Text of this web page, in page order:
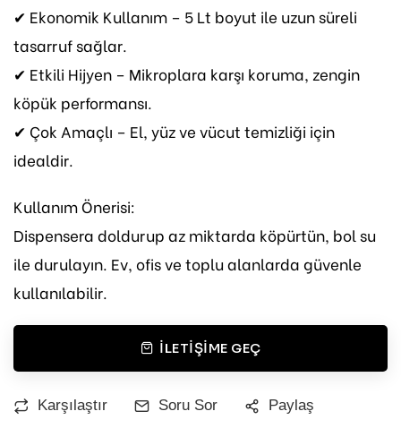
✔ Ekonomik Kullanım – 5 Lt boyut ile uzun süreli
tasarruf sağlar.
✔ Etkili Hijyen – Mikroplara karşı koruma, zengin
köpük performansı.
✔ Çok Amaçlı – El, yüz ve vücut temizliği için
idealdir.
Kullanım Önerisi:
Dispensera doldurup az miktarda köpürtün, bol su
ile durulayın. Ev, ofis ve toplu alanlarda güvenle
kullanılabilir.
İLETIŞIME GEÇ
Karşılaştır Soru Sor Paylaş